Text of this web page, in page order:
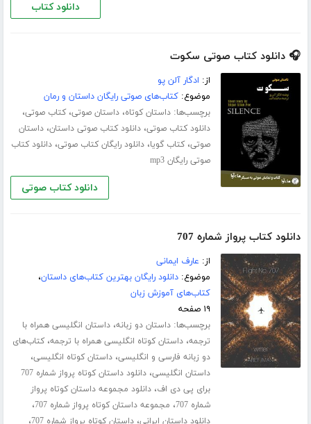
دانلود کتاب
🎧 دانلود کتاب صوتی سکوت
از: ادگار آلن پو
موضوع:کتاب‌های صوتی رایگان داستان و رمان
برچسب‌ها:داستان کوتاه،داستان صوتی،کتاب صوتی،
دانلود کتاب صوتی،دانلود کتاب صوتی داستان،داستان
صوتی،کتاب گویا،دانلود رایگان کتاب صوتی،دانلود کتاب
صوتی رایگان mp3
دانلود کتاب صوتی
دانلود کتاب پرواز شماره 707
از: عارف ایمانی
موضوع:دانلود رایگان بهترین کتاب‌های داستان،
کتاب‌های آموزش زبان
۱۹ صفحه
برچسب‌ها:داستان دو زبانه،داستان انگلیسی همراه با
ترجمه،داستان کوتاه انگلیسی همراه با ترجمه،کتاب‌های
دو زبانه فارسی و انگلیسی،داستان کوتاه انگلیسی،
داستان انگلیسی،
دانلود داستان کوتاه پرواز شماره 707
برای پی دی اف،دانلود مجموعه داستان کوتاه پرواز
شماره 707
، مجموعه داستان کوتاه پرواز شماره 707 ،
دانلود داستان ایرانی،داستان کوتاه پرواز شماره 707 ،